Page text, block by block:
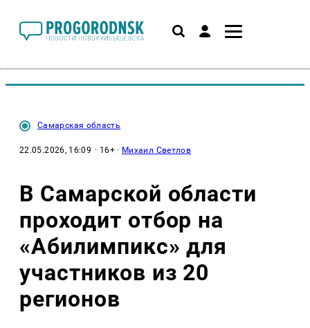
Самарская область
22.05.2026, 16:09 · 16+ · Михаил Светлов
В Самарской области
проходит отбор на
«Абилимпикс» для
участников из 20
регионов